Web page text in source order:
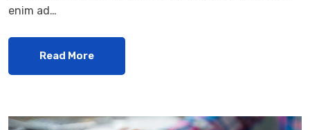
enim ad…
Read More